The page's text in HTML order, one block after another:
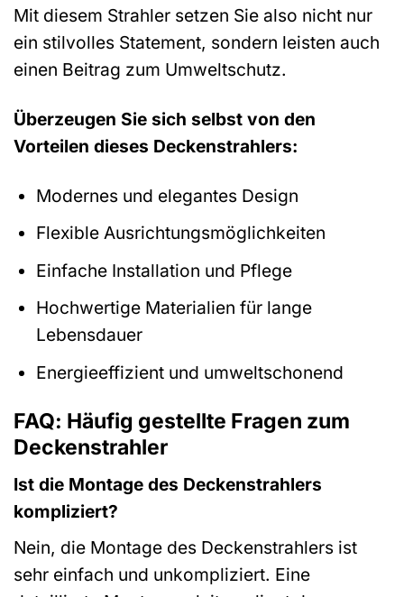
Mit diesem Strahler setzen Sie also nicht nur
ein stilvolles Statement, sondern leisten auch
einen Beitrag zum Umweltschutz.
Überzeugen Sie sich selbst von den
Vorteilen dieses Deckenstrahlers:
Modernes und elegantes Design
Flexible Ausrichtungsmöglichkeiten
Einfache Installation und Pflege
Hochwertige Materialien für lange
Lebensdauer
Energieeffizient und umweltschonend
FAQ: Häufig gestellte Fragen zum
Deckenstrahler
Ist die Montage des Deckenstrahlers
kompliziert?
Nein, die Montage des Deckenstrahlers ist
sehr einfach und unkompliziert. Eine